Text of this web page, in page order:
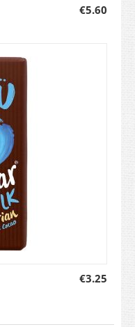
€5.60
€3.25